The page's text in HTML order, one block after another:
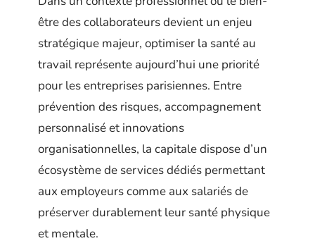
être des collaborateurs devient un enjeu
stratégique majeur, optimiser la santé au
travail représente aujourd’hui une priorité
pour les entreprises parisiennes. Entre
prévention des risques, accompagnement
personnalisé et innovations
organisationnelles, la capitale dispose d’un
écosystème de services dédiés permettant
aux employeurs comme aux salariés de
préserver durablement leur santé physique
et mentale.